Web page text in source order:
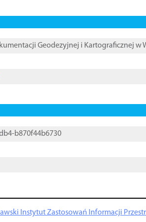
Geodezyjnej i Kartograficznej w
b870f44b6730
Instytut Zastosowań Informacji